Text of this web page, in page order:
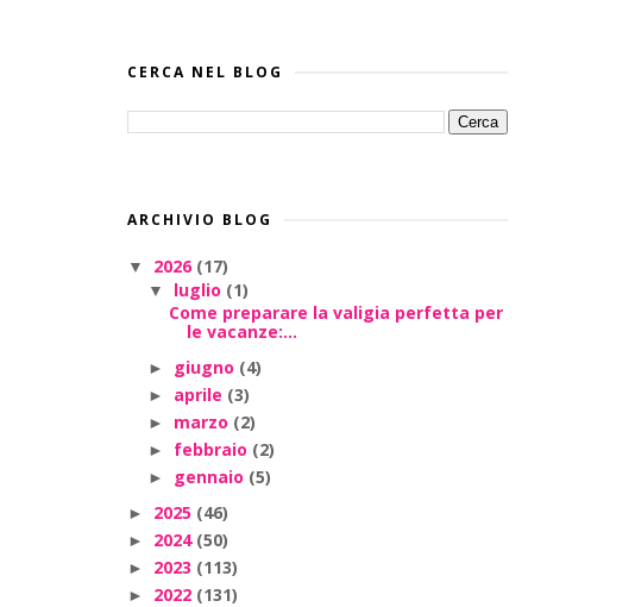
CERCA NEL BLOG
ARCHIVIO BLOG
▼ 2026 (17)
▼ luglio (1)
Come preparare la valigia perfetta per
le vacanze:...
► giugno (4)
► aprile (3)
► marzo (2)
► febbraio (2)
► gennaio (5)
► 2025 (46)
► 2024 (50)
► 2023 (113)
► 2022 (131)